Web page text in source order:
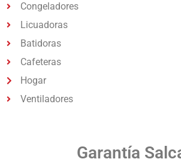
Congeladores
Licuadoras
Batidoras
Cafeteras
Hogar
Ventiladores
Garantía